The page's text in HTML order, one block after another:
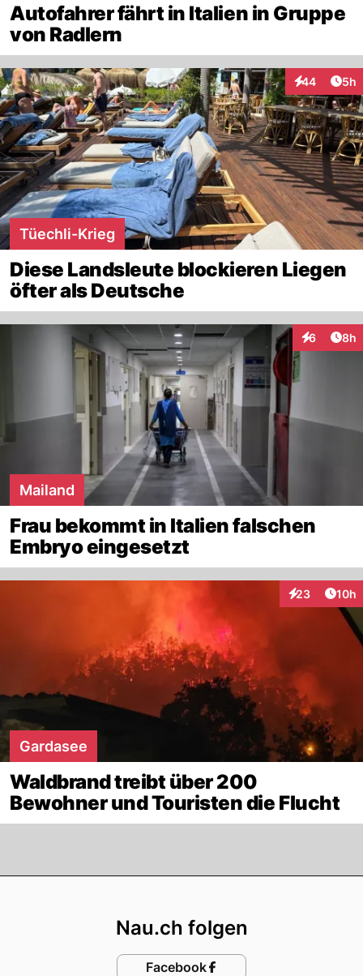
Autofahrer fährt in Italien in Gruppe
von Radlern
44
Interaktionen
5h
Tüechli-Krieg
Diese Landsleute blockieren Liegen
öfter als Deutsche
6 8h
Mailand
Frau bekommt in Italien falschen
Embryo eingesetzt
23
Interaktionen
10h
Gardasee
Waldbrand treibt über 200
Bewohner und Touristen die Flucht
Nau.ch folgen
Facebook